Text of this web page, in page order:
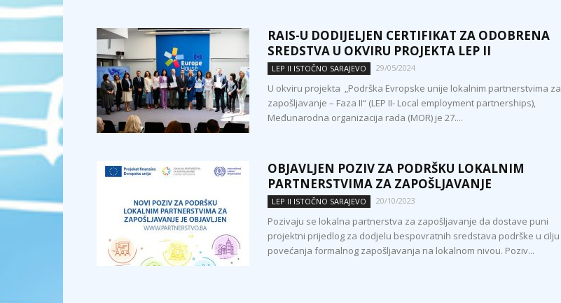
RAIS-U DODIJELJEN CERTIFIKAT ZA ODOBRENA
SREDSTVA U OKVIRU PROJEKTA LEP II
LEP II ISTOČNO SARAJEVO 29/05/2024
U okviru projekta „Podrška Evropske unije lokalnim partnerstvima za
zapošljavanje – Faza II“ (LEP II- Local employment partnerships),
Međunarodna organizacija rada (MOR) je 27....
OBJAVLJEN POZIV ZA PODRŠKU LOKALNIM
PARTNERSTVIMA ZA ZAPOŠLJAVANJE
LEP II ISTOČNO SARAJEVO 20/10/2023
Pozivaju se lokalna partnerstva za zapošljavanje da dostave puni
projektni prijedlog za dodjelu bespovratnih sredstava podrške u cilju
povećanja formalnog zapošljavanja na lokalnom nivou. Poziv...